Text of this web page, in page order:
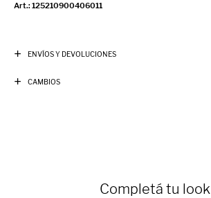
125210900406011
ENVÍOS Y DEVOLUCIONES
CAMBIOS
Completá tu look